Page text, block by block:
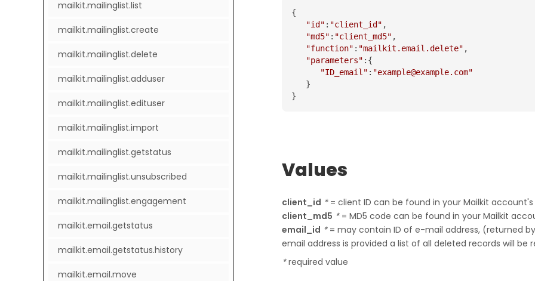
mailkit.mailinglist.list
mailkit.mailinglist.create
mailkit.mailinglist.delete
mailkit.mailinglist.adduser
mailkit.mailinglist.edituser
mailkit.mailinglist.import
mailkit.mailinglist.getstatus
mailkit.mailinglist.unsubscribed
mailkit.mailinglist.engagement
mailkit.email.getstatus
mailkit.email.getstatus.history
mailkit.email.move
{
"id" : "client_id" ,
"md5" : "client_md5" ,
"function" : "mailkit.email.delete" ,
"parameters" :{
"ID_email" : "example@example.com"
   }
Values
client_id *= client ID can be found in your Mailkit
client_md5 *= MD5 code can be found in your Mailkit
email_id *= may contain ID of e-mail address, (returned by
email address is provided a list of all deleted records will be
*required value